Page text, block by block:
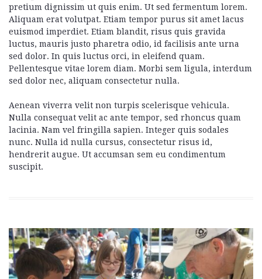
pretium dignissim ut quis enim. Ut sed fermentum lorem.
Aliquam erat volutpat. Etiam tempor purus sit amet lacus
euismod imperdiet. Etiam blandit, risus quis gravida
luctus, mauris justo pharetra odio, id facilisis ante urna
sed dolor. In quis luctus orci, in eleifend quam.
Pellentesque vitae lorem diam. Morbi sem ligula, interdum
sed dolor nec, aliquam consectetur nulla.
Aenean viverra velit non turpis scelerisque vehicula.
Nulla consequat velit ac ante tempor, sed rhoncus quam
lacinia. Nam vel fringilla sapien. Integer quis sodales
nunc. Nulla id nulla cursus, consectetur risus id,
hendrerit augue. Ut accumsan sem eu condimentum
suscipit.